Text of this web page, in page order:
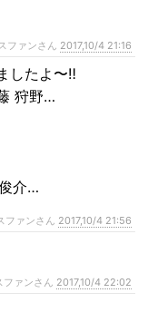
ファンさん 2017,10/4 21:16
したよ〜‼︎
狩野…
介…
ファンさん 2017,10/4 21:56
ァンさん 2017,10/4 22:02